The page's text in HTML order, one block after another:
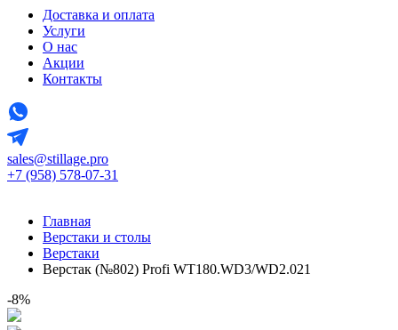
Доставка и оплата
Услуги
О нас
Акции
Контакты
sales@stillage.pro
+7 (958) 578-07-31
Главная
Верстаки и столы
Верстаки
Верстак (№802) Profi WT180.WD3/WD2.021
-8%